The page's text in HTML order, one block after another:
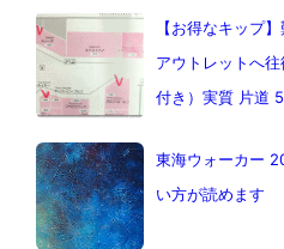
【お得なキップ
アウトレットへ
付き）実質 片道
東海ウォーカー
い方が読めます